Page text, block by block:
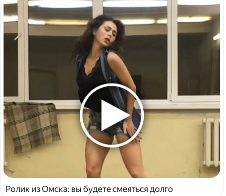
Ролик из Омска: вы будете смеяться долго